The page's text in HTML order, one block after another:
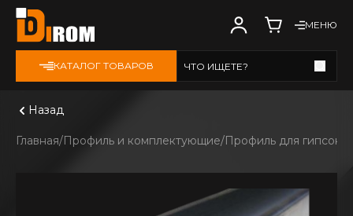
МЕНЮ
КАТАЛОГ ТОВАРОВ ЧТО ИЩЕТЕ?
Назад
Главная Профиль и комплектующие Профиль для